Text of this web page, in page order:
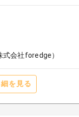
会社foredge）
を見る